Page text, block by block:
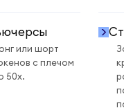
или шорт
с плечом
50x.